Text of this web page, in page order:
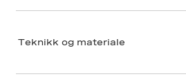
Teknikk og materiale